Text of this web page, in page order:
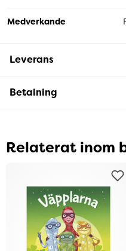
Medverkande
Leverans
Betalning
Relaterat inom